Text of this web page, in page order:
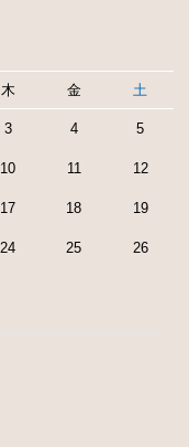
木 金 土
3 4 5
10 11 12
17 18 19
24 25 26